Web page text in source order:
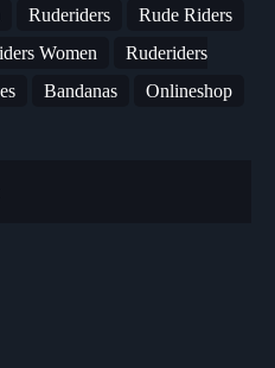
Ruderiders
Rude Riders
Women
Ruderiders
Bandanas
Onlineshop